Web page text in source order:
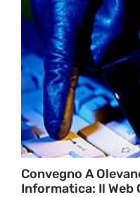
Convegno A
Informatica: Il Web